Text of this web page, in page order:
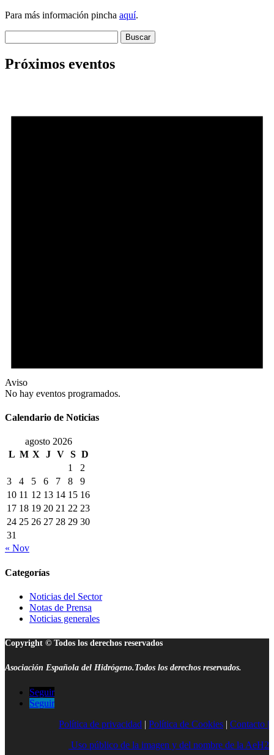
Para más información pincha aquí.
Próximos eventos
Aviso
No hay eventos programados.
Calendario de Noticias
agosto 2026
L M X J V S D
1
2
3
4 5 6 7 8
9
10 11 12 13 14 15 16
17 18 19 20 21 22 23
24 25 26 27 28 29 30
31
« Nov
Categorías
Noticias del Sector
Notas de Prensa
Noticias generales
Copyright © Todos los derechos reservados
Asociación Española del Hidrógeno.Todos los derechos reservados.
Seguir
Seguir
Política de privacidad | Política de Cookies | Contacto |
Uso público de la imagen y del nombre de la AeH2